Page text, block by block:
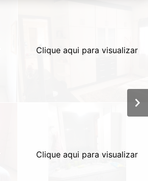
Clique aqui para visualizar
Clique aqui para visualizar